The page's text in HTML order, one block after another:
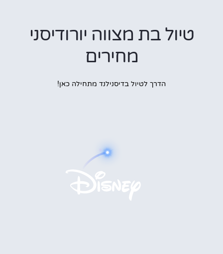
טיול בת מצווה יורודיסני
מחירים
הדרך לטיול בדיסנילנד מתחילה כאן!